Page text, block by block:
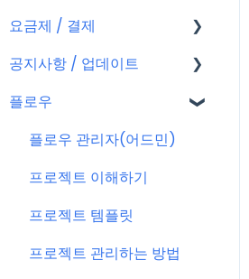
회원가입
플로우 계정
요금제 / 결제
요금제
결제
결제 관련 자주 묻는 질문
공지사항 / 업데이트
공지사항
특별 프로모션
신규 업데이트 (PC&서버)
서버 작업
KT cloud BizWorks 서버
플로우
플로우 관리자(어드민)
프로젝트 이해하기
프로젝트 템플릿
프로젝트 관리하는 방법